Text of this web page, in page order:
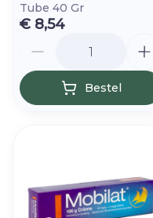
Tube 40 Gr
€ 8,54
Bestel